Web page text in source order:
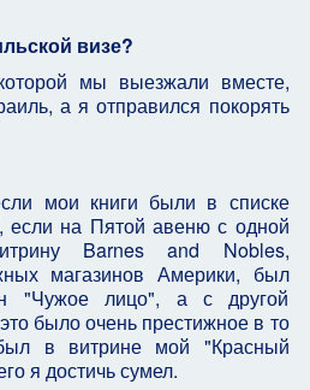
визе?
мы выезжали вместе,
а я отправился покорять
мои книги были в списке
если на Пятой авеню с одной
Barnes and Nobles,
магазинов Америки, был
"Чужое лицо", а с другой
было очень престижное в то
в витрине мой "Красный
я достичь сумел.